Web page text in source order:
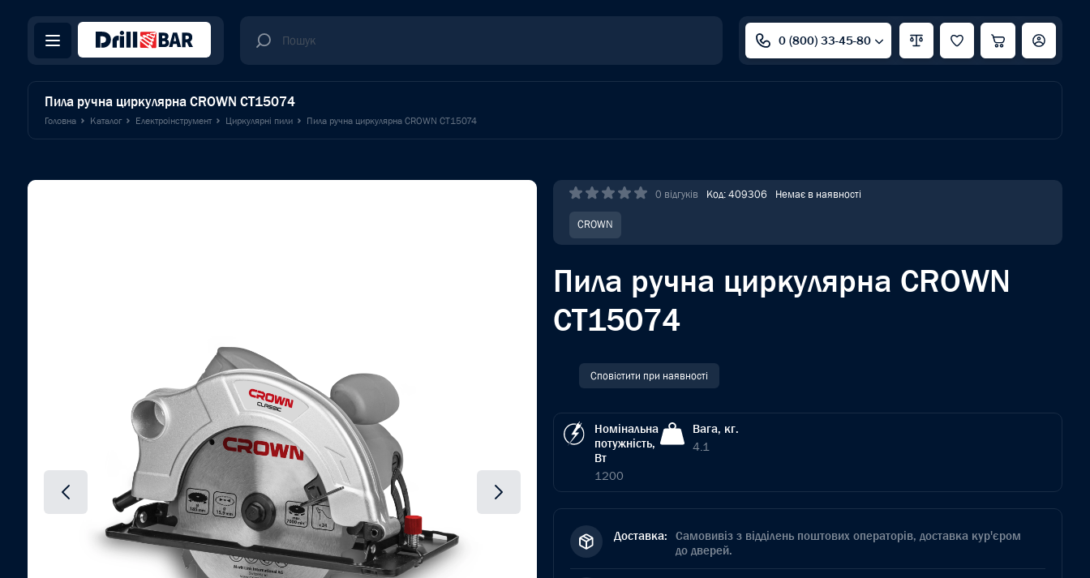
0 (800) 33-45-80
Пила ручна циркулярна CROWN CT15074
Головна Каталог Електроінструмент Циркулярні пили Пила ручна циркулярна CROWN CT15074
0 відгуків Код: 409306 Немає в наявності
CROWN
Пила ручна циркулярна CROWN
CT15074
Сповістити при наявності
Номінальна
потужність,
Вт
1200
Вага, кг.
4.1
Доставка: Самовивіз з відділень поштових операторів, доставка кур'єром
до дверей.